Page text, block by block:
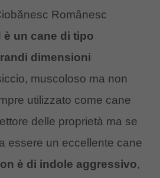
Românesc
è un cane di tipo
dimensioni
muscoloso ma non
utilizzato come cane
delle proprietà ma se
essere un eccellente cane
è di indole aggressivo,